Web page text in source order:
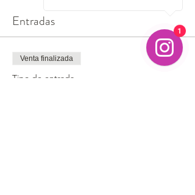
Entradas
Venta finalizada
Tipo de entrada
1